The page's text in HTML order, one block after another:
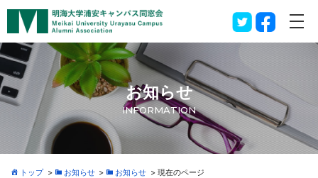
お知らせ
INFORMATION
トップ > お知らせ > お知らせ > 現在のページ